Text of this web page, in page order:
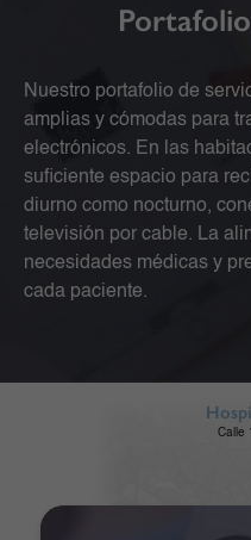
Nuestro portafolio de
amplias y cómodas para
electrónicos. En las
suficiente espacio para
diurno como nocturno,
televisión por cable. La
necesidades médicas y
cada paciente.
Calle